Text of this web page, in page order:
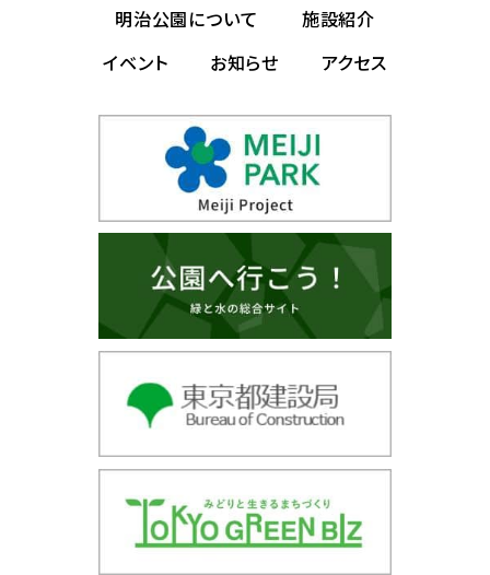
明治公園について
施設紹介
イベント
お知らせ アクセス